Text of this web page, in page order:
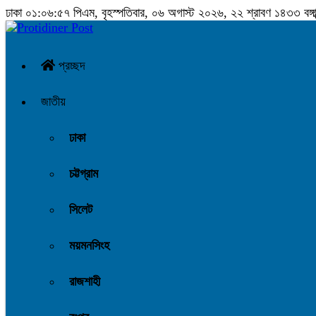
ঢাকা ০১:০৬:৫৭ পিএম, বৃহস্পতিবার, ০৬ অগাস্ট ২০২৬, ২২ শ্রাবণ ১৪৩৩
প্রচ্ছদ
জাতীয়
ঢাকা
চট্টগ্রাম
সিলেট
ময়মনসিংহ
রাজশাহী